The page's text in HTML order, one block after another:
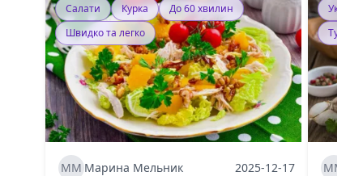
Салати Курка
До 60 хвилин
Швидко та легко
ММ Марина Мельник 2025-12-17 ММ